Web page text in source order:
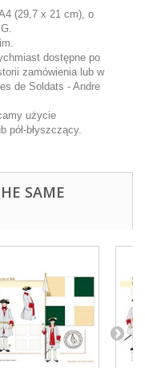
(29,7 x 21 cm), o
dostępne po
zamówienia lub w
de Soldats - Andre
użycie
pół-błyszczący.
SAME